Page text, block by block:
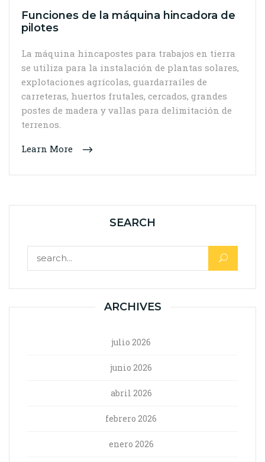
Funciones de la máquina hincadora de
pilotes
La máquina hincapostes para trabajos en tierra
se utiliza para la instalación de plantas solares,
explotaciones agrícolas, guardarraíles de
carreteras, huertos frutales, cercados, grandes
postes de madera y vallas para delimitación de
terrenos.
Learn More
SEARCH
ARCHIVES
julio 2026
junio 2026
abril 2026
febrero 2026
enero 2026